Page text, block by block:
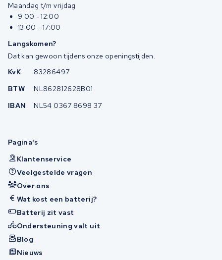
Maandag t/m vrijdag
9:00 - 12:00
13:00 - 17:00
Langskomen?
Dat kan gewoon tijdens onze openingstijden.
KvK
83286497
BTW
NL862812628B01
IBAN
NL54 0367 8698 37
Pagina's
Klantenservice
Veelgestelde vragen
Over ons
Wat kost een batterij?
Batterij zit vast
Ondersteuning valt uit
Blog
Nieuws